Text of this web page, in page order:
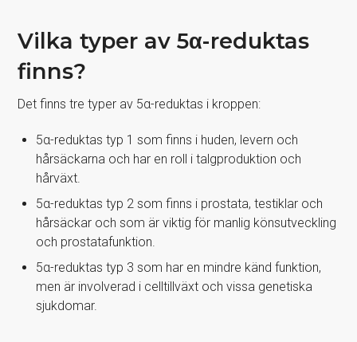
Vilka typer av 5α-reduktas
finns?
Det finns tre typer av 5α-reduktas i kroppen:
5α-reduktas typ 1 som finns i huden, levern och
hårsäckarna och har en roll i talgproduktion och
hårväxt.
5α-reduktas typ 2 som finns i prostata, testiklar och
hårsäckar och som är viktig för manlig könsutveckling
och prostatafunktion.
5α-reduktas typ 3 som har en mindre känd funktion,
men är involverad i celltillväxt och vissa genetiska
sjukdomar.